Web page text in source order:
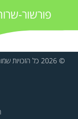
פורשור-
© 2026 כל הזכויות שמורות לפורשור מומחים בע״מ. פורשור-שרותים ניידים.